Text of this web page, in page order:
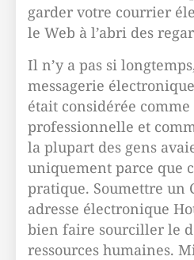
garder votre courrier
le Web à l’abri des
Il n’y a pas si
messagerie
était considérée
professionnelle et
la plupart des gens
uniquement parce que
pratique. Soumettre un
adresse électronique
bien faire sourciller le
ressources humaines.